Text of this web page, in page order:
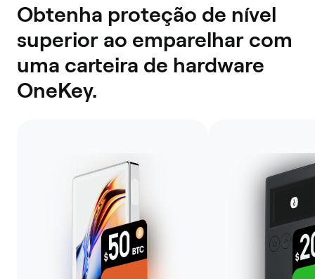
Obtenha proteção de nível
superior ao emparelhar com
uma carteira de hardware
OneKey.